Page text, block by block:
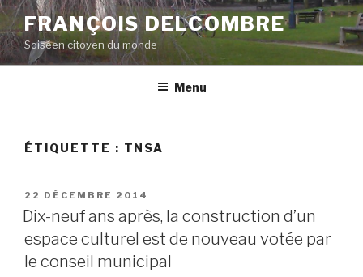
Aller
au
contenu
principal
FRANÇOIS DELCOMBRE
Soiséen citoyen du monde
Menu
ÉTIQUETTE : TNSA
PUBLIÉ
LE
22 DÉCEMBRE 2014
Dix-neuf ans après, la construction d’un
espace culturel est de nouveau votée par
le conseil municipal